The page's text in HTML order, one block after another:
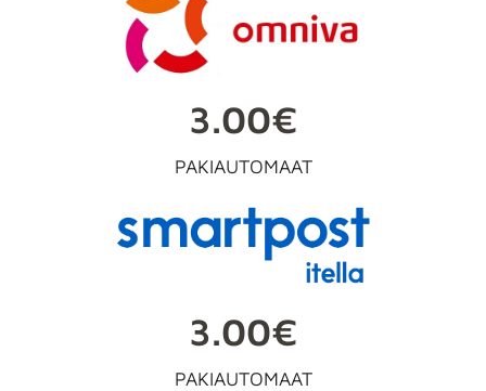
3.00€
PAKIAUTOMAAT
3.00€
PAKIAUTOMAAT